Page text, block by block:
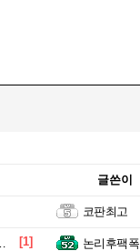
글쓴이
코판최고
[1] 논리후팩폭